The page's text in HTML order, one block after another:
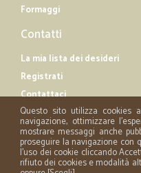
Formaggi
Contatti
La mia lista dei desideri
Registrati
Contattaci
Questo sito utilizza cookies
navigazione, ottimizzare
mostrare messaggi anche
proseguire la navigazione con
l'uso dei cookie cliccando
rifiuto dei cookies e modalità